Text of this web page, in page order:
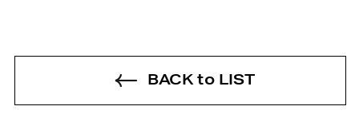
BACK to LIST